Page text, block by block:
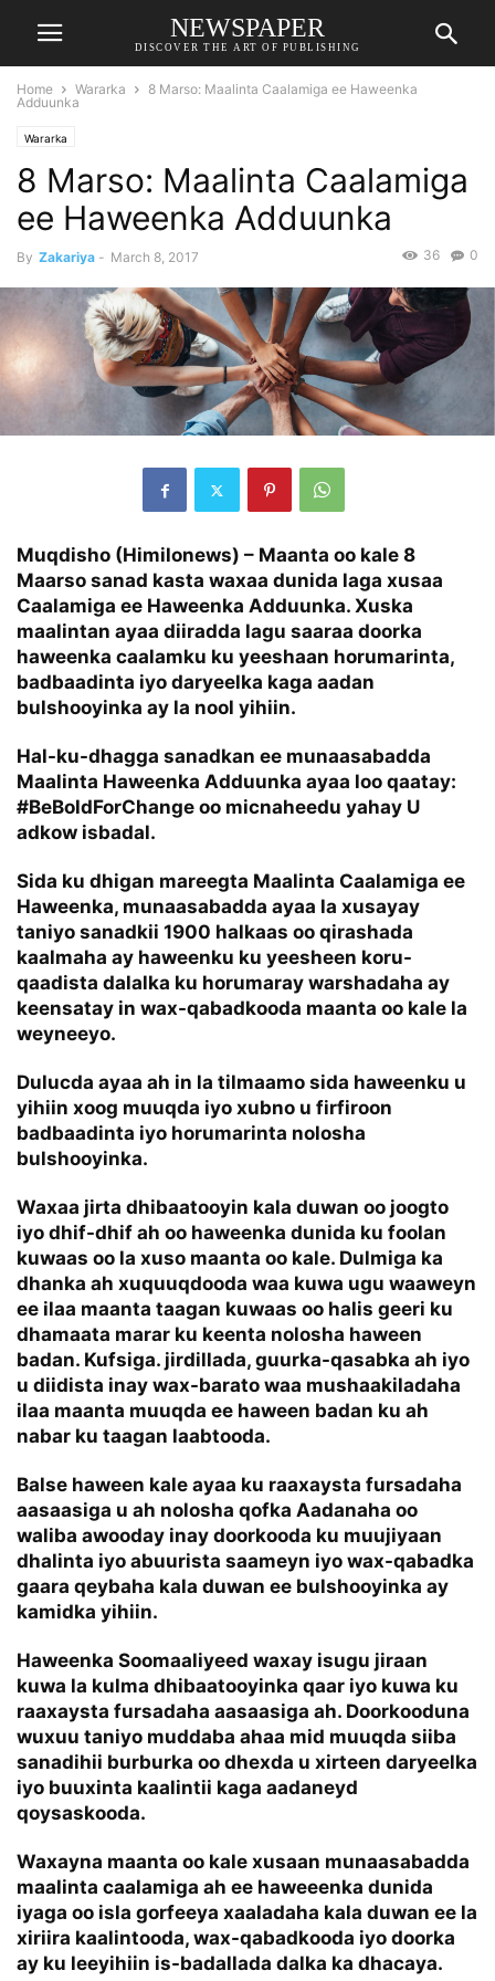
NEWSPAPER
DISCOVER THE ART OF PUBLISHING
Home Wararka
8 Marso: Maalinta Caalamiga ee Haweenka
Adduunka
Wararka
8 Marso: Maalinta Caalamiga
ee Haweenka Adduunka
By Zakariya - March 8, 2017 0
36
Muqdisho (Himilonews) – Maanta oo kale 8
Maarso sanad kasta waxaa dunida laga xusaa
Caalamiga ee Haweenka Adduunka. Xuska
maalintan ayaa diiradda lagu saaraa doorka
haweenka caalamku ku yeeshaan horumarinta,
badbaadinta iyo daryeelka kaga aadan
bulshooyinka ay la nool yihiin.
Hal-ku-dhagga sanadkan ee munaasabadda
Maalinta Haweenka Adduunka ayaa loo qaatay:
#BeBoldForChange oo micnaheedu yahay U
adkow isbadal.
Sida ku dhigan mareegta Maalinta Caalamiga ee
Haweenka, munaasabadda ayaa la xusayay
taniyo sanadkii 1900 halkaas oo qirashada
kaalmaha ay haweenku ku yeesheen koru-
qaadista dalalka ku horumaray warshadaha ay
keensatay in wax-qabadkooda maanta oo kale la
weyneeyo.
Dulucda ayaa ah in la tilmaamo sida haweenku u
yihiin xoog muuqda iyo xubno u firfiroon
badbaadinta iyo horumarinta nolosha
bulshooyinka.
Waxaa jirta dhibaatooyin kala duwan oo joogto
iyo dhif-dhif ah oo haweenka dunida ku foolan
kuwaas oo la xuso maanta oo kale. Dulmiga ka
dhanka ah xuquuqdooda waa kuwa ugu waaweyn
ee ilaa maanta taagan kuwaas oo halis geeri ku
dhamaata marar ku keenta nolosha haween
badan. Kufsiga. jirdillada, guurka-qasabka ah iyo
u diidista inay wax-barato waa mushaakiladaha
ilaa maanta muuqda ee haween badan ku ah
nabar ku taagan laabtooda.
Balse haween kale ayaa ku raaxaysta fursadaha
aasaasiga u ah nolosha qofka Aadanaha oo
waliba awooday inay doorkooda ku muujiyaan
dhalinta iyo abuurista saameyn iyo wax-qabadka
gaara qeybaha kala duwan ee bulshooyinka ay
kamidka yihiin.
Haweenka Soomaaliyeed waxay isugu jiraan
kuwa la kulma dhibaatooyinka qaar iyo kuwa ku
raaxaysta fursadaha aasaasiga ah. Doorkooduna
wuxuu taniyo muddaba ahaa mid muuqda siiba
sanadihii burburka oo dhexda u xirteen daryeelka
iyo buuxinta kaalintii kaga aadaneyd
qoysaskooda.
Waxayna maanta oo kale xusaan munaasabadda
maalinta caalamiga ah ee haweeenka dunida
iyaga oo isla gorfeeya xaaladaha kala duwan ee la
xiriira kaalintooda, wax-qabadkooda iyo doorka
ay ku leeyihiin is-badallada dalka ka dhacaya.